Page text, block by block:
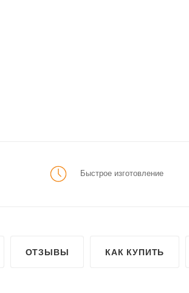
Быстрое изготовление
ОТЗЫВЫ КАК КУПИТЬ